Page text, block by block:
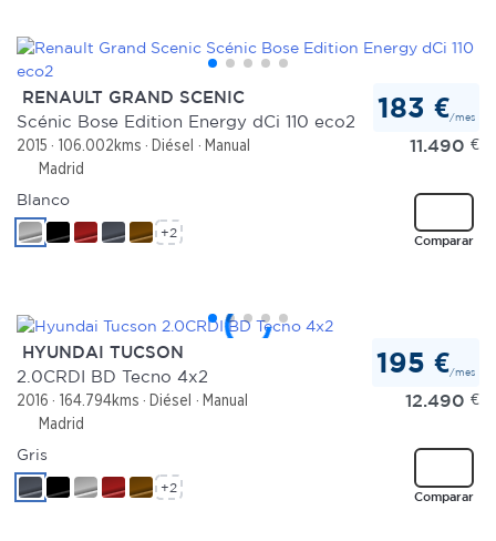
RENAULT GRAND SCENIC
Scénic Bose Edition Energy dCi 110 eco2
2015 106.002kms Diésel
Manual
Madrid
183 €/mes
11.490 €
Comparar
Blanco
+2
HYUNDAI TUCSON
2.0CRDI BD Tecno 4x2
2016 164.794kms Diésel
Manual
Madrid
195 €/mes
12.490 €
Comparar
Gris
+2